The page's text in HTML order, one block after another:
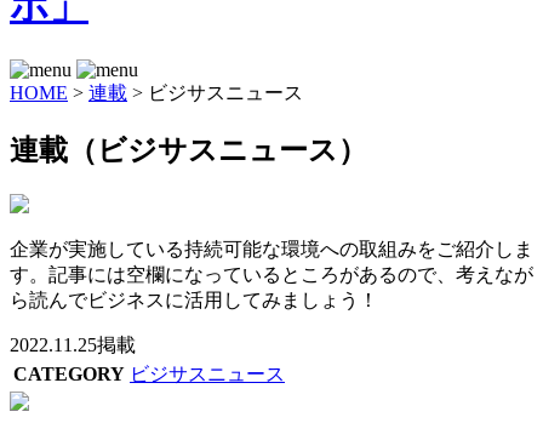
HOME > 連載 > ビジサスニュース
連載（ビジサスニュース）
企業が実施している持続可能な環境への取組みをご紹介しま
す。記事には空欄になっているところがあるので、考えなが
ら読んでビジネスに活用してみましょう！
2022.11.25掲載
CATEGORY ビジサスニュース